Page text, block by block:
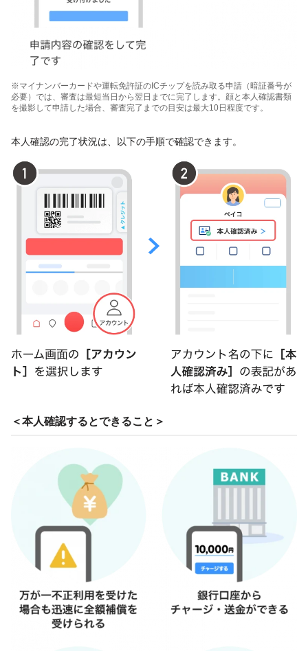
※マイナンバーカードや運転免許証のICチップを読み取る申請（暗証番号が
必要）では、審査は最短当日から翌日までに完了します。顔と本人確認書類
を撮影して申請した場合、審査完了までの目安は最大10日程度です。
本人確認の完了状況は、以下の手順で確認できます。
＜本人確認するとできること＞